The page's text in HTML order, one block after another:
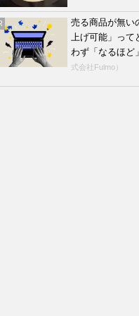
売る商品が無い
上げ可能」って
わず「なるほど
式会社Fulmo）